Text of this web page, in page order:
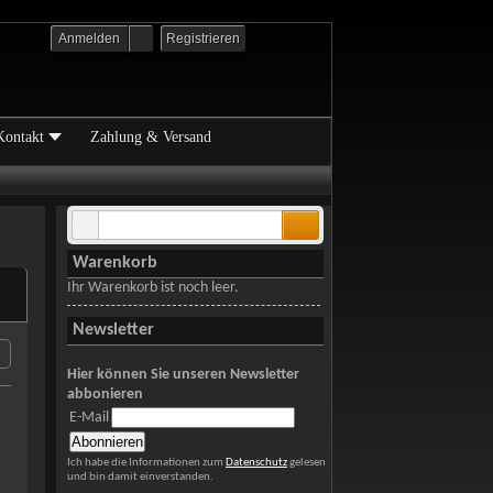
Anmelden Registrieren
Zahlung & Versand
Warenkorb
Ihr Warenkorb ist noch leer.
Newsletter
Hier können Sie unseren Newsletter
abbonieren
E-Mail
Ich habe die Informationen zum Datenschutzgelesen
und bin damit einverstanden.